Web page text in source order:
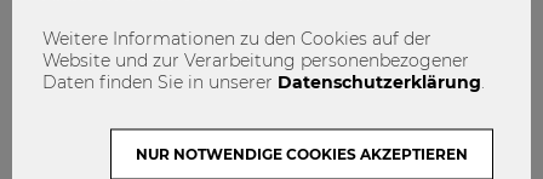
IMPRESSUM
MACH MIT!
DATENSCHUTZ
Weitere Informationen zu den Cookies auf der
Website und zur Verarbeitung personenbezogener
Daten finden Sie in unserer Datenschutzerklärung
NUR NOTWENDIGE COOKIES AKZEPTIEREN